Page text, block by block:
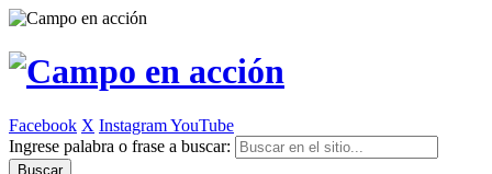
Facebook X InstagramYouTube
Ingrese palabra o frase a buscar: